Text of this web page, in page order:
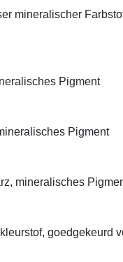
mineralischer
Pigment
Pigment
mineralisches
goedgekeurd